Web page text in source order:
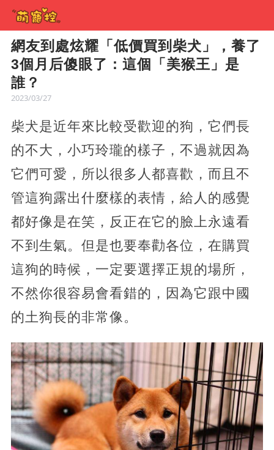
網友到處炫耀「低價買到柴犬」，養了
3個月后傻眼了：這個「美猴王」是
誰？
2023/03/27
柴犬是近年來比較受歡迎的狗，它們長
的不大，小巧玲瓏的樣子，不過就因為
它們可愛，所以很多人都喜歡，而且不
管這狗露出什麼樣的表情，給人的感覺
都好像是在笑，反正在它的臉上永遠看
不到生氣。但是也要奉勸各位，在購買
這狗的時候，一定要選擇正規的場所，
不然你很容易會看錯的，因為它跟中國
的土狗長的非常像。